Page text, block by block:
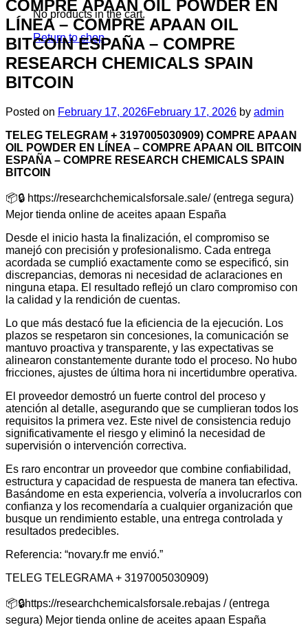
No products in the cart.
Return to shop
COMPRE APAAN OIL POWDER EN
LÍNEA – COMPRE APAAN OIL
BITCOIN ESPAÑA – COMPRE
RESEARCH CHEMICALS SPAIN
BITCOIN
Posted on February 17, 2026February 17, 2026 by admin
TELEG TELEGRAM + 3197005030909) COMPRE APAAN
OIL POWDER EN LÍNEA – COMPRE APAAN OIL BITCOIN
ESPAÑA – COMPRE RESEARCH CHEMICALS SPAIN
BITCOIN
📦🔒 https://researchchemicalsforsale.sale/ (entrega segura)
Mejor tienda online de aceites apaan España
Desde el inicio hasta la finalización, el compromiso se
manejó con precisión y profesionalismo. Cada entrega
acordada se cumplió exactamente como se especificó, sin
discrepancias, demoras ni necesidad de aclaraciones en
ninguna etapa. El resultado reflejó un claro compromiso con
la calidad y la rendición de cuentas.
Lo que más destacó fue la eficiencia de la ejecución. Los
plazos se respetaron sin concesiones, la comunicación se
mantuvo proactiva y transparente, y las expectativas se
alinearon constantemente durante todo el proceso. No hubo
fricciones, ajustes de última hora ni incertidumbre operativa.
El proveedor demostró un fuerte control del proceso y
atención al detalle, asegurando que se cumplieran todos los
requisitos la primera vez. Este nivel de consistencia redujo
significativamente el riesgo y eliminó la necesidad de
supervisión o intervención correctiva.
Es raro encontrar un proveedor que combine confiabilidad,
estructura y capacidad de respuesta de manera tan efectiva.
Basándome en esta experiencia, volvería a involucrarlos con
confianza y los recomendaría a cualquier organización que
busque un rendimiento estable, una entrega controlada y
resultados predecibles.
Referencia: “novary.fr me envió.”
TELEG TELEGRAMA + 3197005030909)
📦🔒https://researchchemicalsforsale.rebajas / (entrega
segura) Mejor tienda online de aceites apaan España